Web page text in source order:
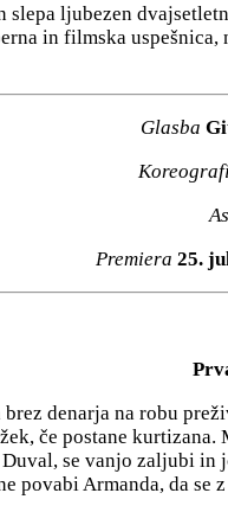
slepa ljubezen
in filmska
Glasba
Premiera 25.
denarja na robu
če postane
se vanjo zaljubi in
povabi Armanda, da